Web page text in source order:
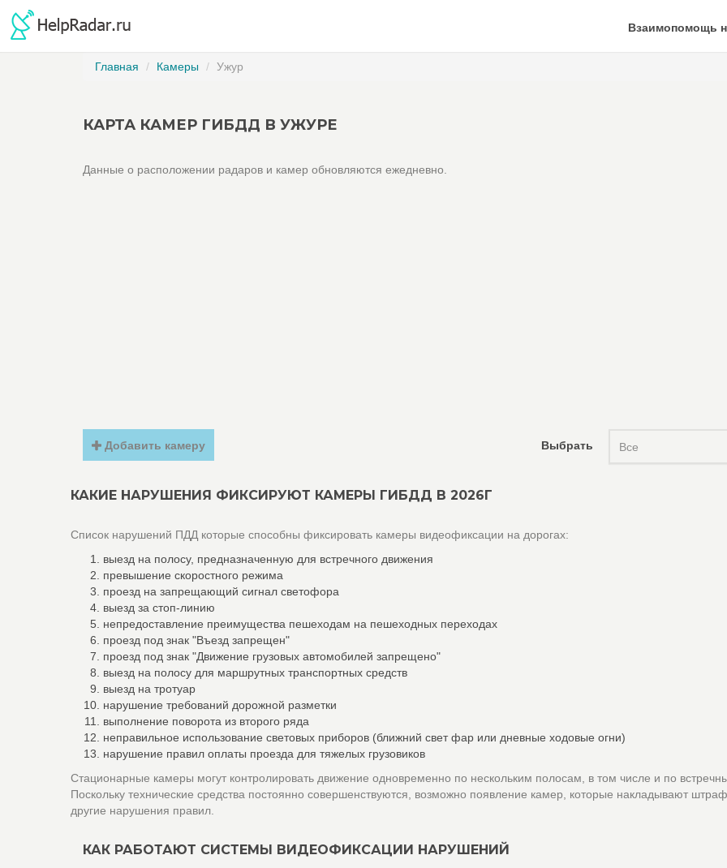
Взаимопомощь
Главная Камеры Ужур
КАРТА КАМЕР ГИБДД В УЖУРЕ
Данные о расположении радаров и камер обновляются ежедневно.
Добавить камеру Выбрать Все
КАКИЕ НАРУШЕНИЯ ФИКСИРУЮТ КАМЕРЫ ГИБДД В 2026Г
Список нарушений ПДД которые способны фиксировать камеры видеофиксации на дорогах:
выезд на полосу, предназначенную для встречного движения
превышение скоростного режима
проезд на запрещающий сигнал светофора
выезд за стоп-линию
непредоставление преимущества пешеходам на пешеходных переходах
проезд под знак "Въезд запрещен"
проезд под знак "Движение грузовых автомобилей запрещено"
выезд на полосу для маршрутных транспортных средств
выезд на тротуар
нарушение требований дорожной разметки
выполнение поворота из второго ряда
неправильное использование световых приборов (ближний свет фар или дневные ходовые огни)
нарушение правил оплаты проезда для тяжелых грузовиков
Стационарные камеры могут контролировать движение одновременно по нескольким полосам, в том числе и по
Поскольку технические средства постоянно совершенствуются, возможно появление камер, которые накладывают
другие нарушения правил.
КАК РАБОТАЮТ СИСТЕМЫ ВИДЕОФИКСАЦИИ НАРУШЕНИЙ